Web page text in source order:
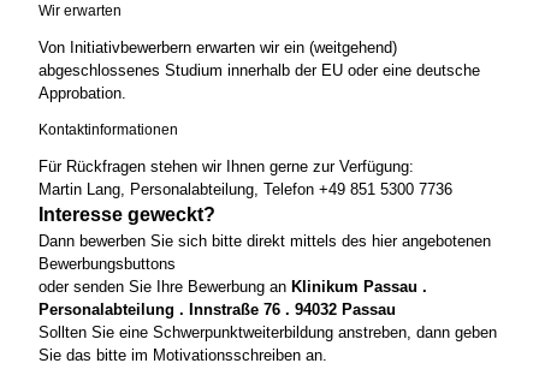
Wir erwarten
Von Initiativbewerbern erwarten wir ein (weitgehend)
abgeschlossenes Studium innerhalb der EU oder eine deutsche
Approbation.
Kontaktinformationen
Für Rückfragen stehen wir Ihnen gerne zur Verfügung:
Martin Lang, Personalabteilung, Telefon +49 851 5300 7736
Interesse geweckt?
Dann bewerben Sie sich bitte direkt mittels des hier angebotenen
Bewerbungsbuttons
oder senden Sie Ihre Bewerbung an Klinikum Passau .
Personalabteilung . Innstraße 76 . 94032 Passau
Sollten Sie eine Schwerpunktweiterbildung anstreben, dann geben
Sie das bitte im Motivationsschreiben an.